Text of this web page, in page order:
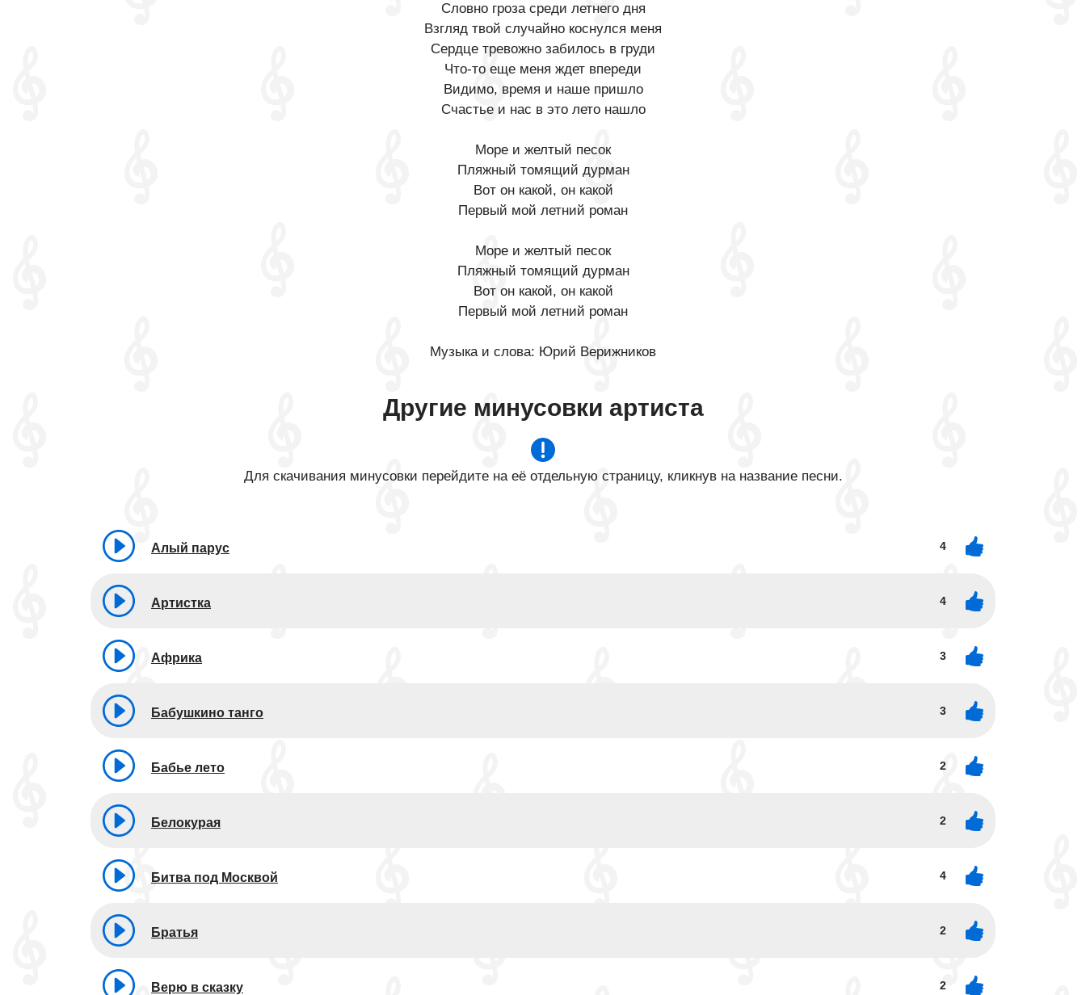
Словно гроза среди летнего дня
Взгляд твой случайно коснулся меня
Сердце тревожно забилось в груди
Что-то еще меня ждет впереди
Видимо, время и наше пришло
Счастье и нас в это лето нашло
Море и желтый песок
Пляжный томящий дурман
Вот он какой, он какой
Первый мой летний роман
Море и желтый песок
Пляжный томящий дурман
Вот он какой, он какой
Первый мой летний роман
Музыка и слова: Юрий Верижников
Другие минусовки артиста
Для скачивания минусовки перейдите на её отдельную страницу, кликнув на название песни.
Алый парус 4
Артистка 4
Африка 3
Бабушкино танго 3
Бабье лето 2
Белокурая 2
Битва под Москвой 4
Братья 2
Верю в сказку 2